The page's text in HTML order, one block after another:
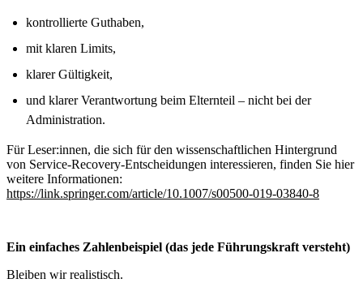
kontrollierte Guthaben,
mit klaren Limits,
klarer Gültigkeit,
und klarer Verantwortung beim Elternteil – nicht bei der
Administration.
Für Leser:innen, die sich für den wissenschaftlichen Hintergrund
von Service-Recovery-Entscheidungen interessieren, finden Sie hier
weitere Informationen:
https://link.springer.com/article/10.1007/s00500-019-03840-8
Ein einfaches Zahlenbeispiel (das jede Führungskraft versteht)
Bleiben wir realistisch.